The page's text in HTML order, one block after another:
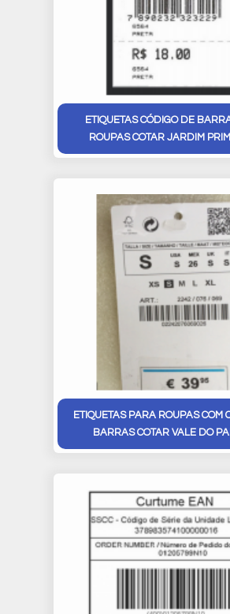
ETIQUETAS CÓDIGO DE
ROUPAS COTAR JARDIM
ETIQUETAS PARA ROUPAS COM
BARRAS COTAR VALE DO